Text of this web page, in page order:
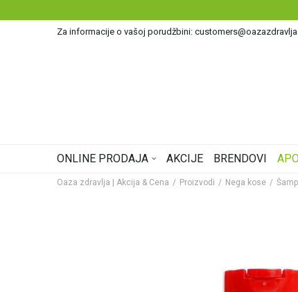
Za informacije o vašoj porudžbini:
ONLINE PRODAJA AKCIJE BRENDOVI
Oaza zdravlja | Akcija & Cena Proizvodi Nega kose